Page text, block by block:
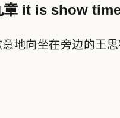
章 it is show
地向坐在旁边的王思